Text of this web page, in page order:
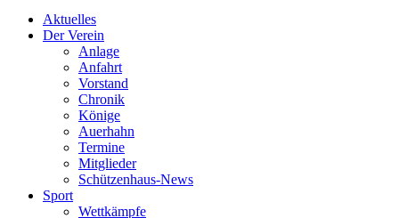
Aktuelles
Der Verein
Anlage
Anfahrt
Vorstand
Chronik
Könige
Auerhahn
Termine
Mitglieder
Schützenhaus-News
Sport
Wettkämpfe